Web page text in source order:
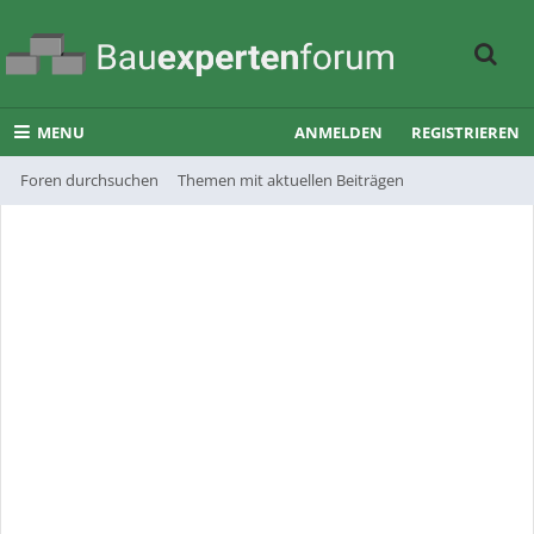
MENU
Foren durchsuchen Themen mit aktuellen Beiträgen
ANMELDEN REGISTRIEREN